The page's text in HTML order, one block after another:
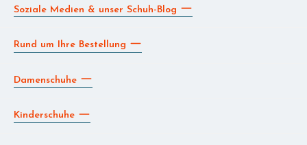
Soziale Medien & unser Schuh-Blog
Rund um Ihre Bestellung
Damenschuhe
Kinderschuhe